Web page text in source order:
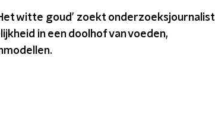
witte goud’ zoekt onderzoeksjournalist
in een doolhof van voeden,